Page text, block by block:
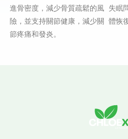
進骨密度，減少骨質疏鬆的風
險，並支持關節健康，減少關
節疼痛和發炎。
失眠
體恢